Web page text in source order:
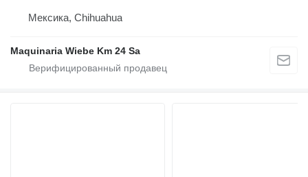
Мексика, Chihuahua
Maquinaria Wiebe Km 24 Sa